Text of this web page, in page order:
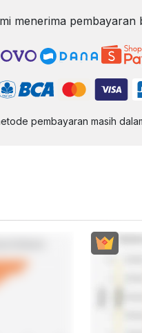
menerima pembayaran
pembayaran masih